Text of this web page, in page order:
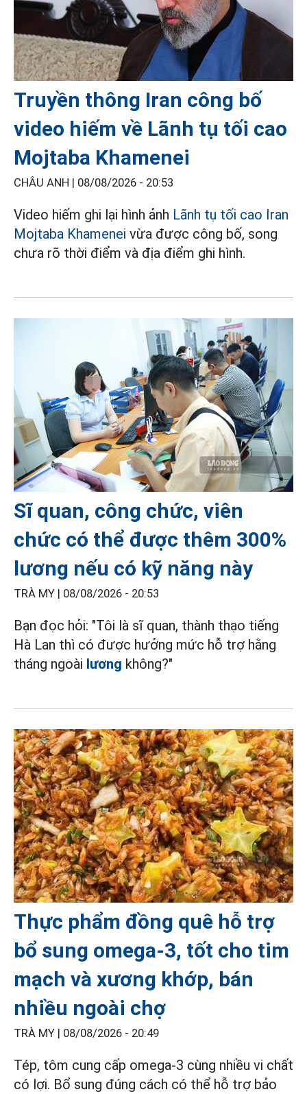
Truyền thông Iran công bố
video hiếm về Lãnh tụ tối cao
Mojtaba Khamenei
CHÂU ANH | 08/08/2026 - 20:53
Video hiếm ghi lại hình ảnh Lãnh tụ tối cao Iran
Mojtaba Khamenei vừa được công bố, song
chưa rõ thời điểm và địa điểm ghi hình.
Sĩ quan, công chức, viên
chức có thể được thêm 300%
lương nếu có kỹ năng này
TRÀ MY | 08/08/2026 - 20:53
Bạn đọc hỏi: "Tôi là sĩ quan, thành thạo tiếng
Hà Lan thì có được hưởng mức hỗ trợ hằng
tháng ngoài lương không?"
Thực phẩm đồng quê hỗ trợ
bổ sung omega-3, tốt cho tim
mạch và xương khớp, bán
nhiều ngoài chợ
TRÀ MY | 08/08/2026 - 20:49
Tép, tôm cung cấp omega-3 cùng nhiều vi chất
có lợi. Bổ sung đúng cách có thể hỗ trợ bảo